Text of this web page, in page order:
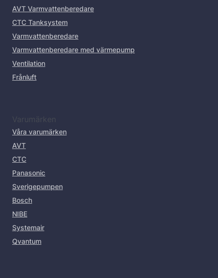
AVT Varmvattenberedare
CTC Tanksystem
Varmvattenberedare
Varmvattenberedare med värmepump
Ventilation
Frånluft
Varumärken
Våra varumärken
AVT
CTC
Panasonic
Sverigepumpen
Bosch
NIBE
Systemair
Qvantum